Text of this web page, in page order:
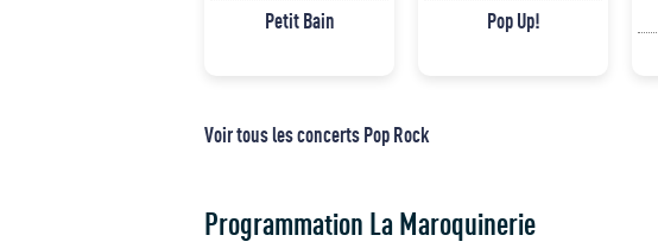
Petit Bain
Pop Up!
Voir tous les concerts Pop Rock
Programmation La Maroquinerie